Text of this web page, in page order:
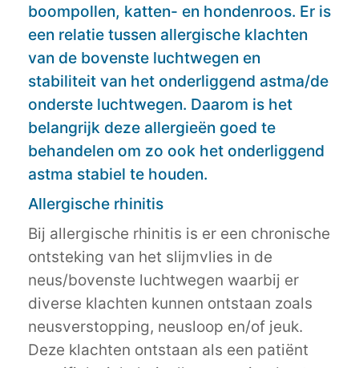
boompollen, katten- en hondenroos. Er is
een relatie tussen allergische klachten
van de bovenste luchtwegen en
stabiliteit van het onderliggend astma/de
onderste luchtwegen. Daarom is het
belangrijk deze allergieën goed te
behandelen om zo ook het onderliggend
astma stabiel te houden.
Allergische rhinitis
Bij allergische rhinitis is er een chronische
ontsteking van het slijmvlies in de
neus/bovenste luchtwegen waarbij er
diverse klachten kunnen ontstaan zoals
neusverstopping, neusloop en/of jeuk.
Deze klachten ontstaan als een patiënt